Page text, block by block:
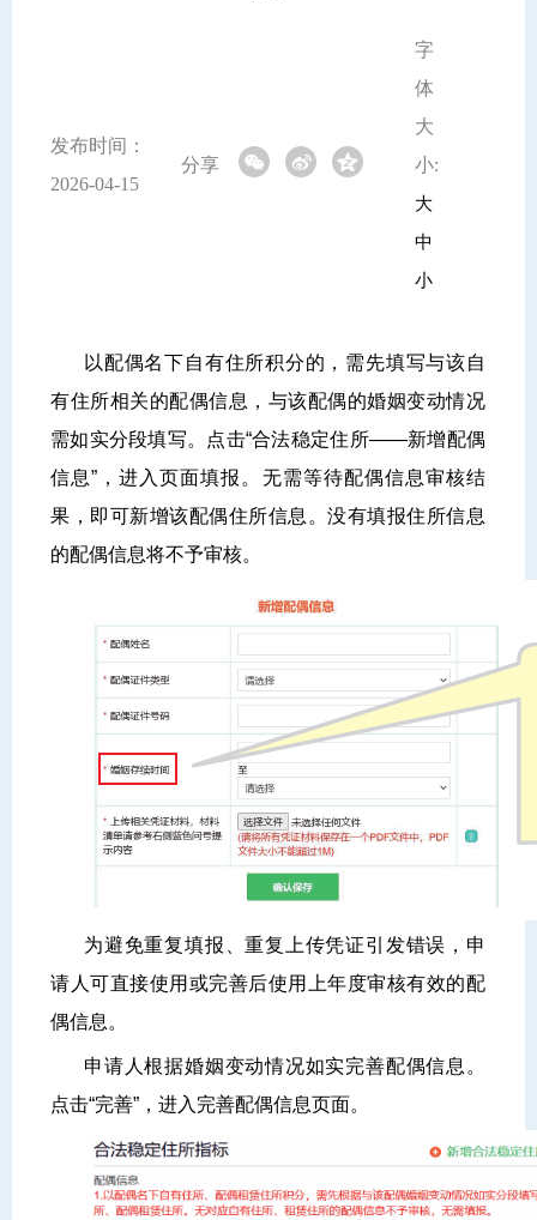
发布时间：
2026-04-15
分享
字
体
大
小:
大
中
小
以配偶名下自有住所积分的，需先填写与该自
有住所相关的配偶信息，与该配偶的婚姻变动情况
需如实分段填写。点击“合法稳定住所——新增配偶
信息”，进入页面填报。无需等待配偶信息审核结
果，即可新增该配偶住所信息。没有填报住所信息
的配偶信息将不予审核。
为避免重复填报、重复上传凭证引发错误 ， 申
请人可直接使用或完善后使用上年度审核有效的配
偶信息 。
申请人根据婚姻变动情况如实完善配偶信息。
点击“完善”，进入完善配偶信息页面。